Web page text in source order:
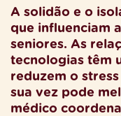
A solidão e o
que influenciam
seniores. As
tecnologias têm
reduzem o
sua vez pode
médico